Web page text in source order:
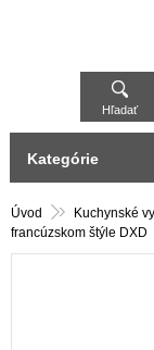
Hľadať
Úvod Kuchynské
francúzskom štýle DXD
Kategórie